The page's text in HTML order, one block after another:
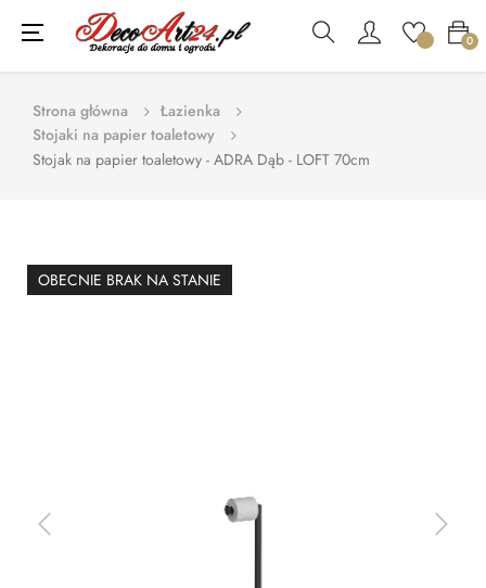
0
Toggle
navigation
☰
Strona główna
Łazienka
Stojaki na papier toaletowy
Stojak na papier toaletowy - ADRA Dąb - LOFT 70cm
OBECNIE BRAK NA STANIE